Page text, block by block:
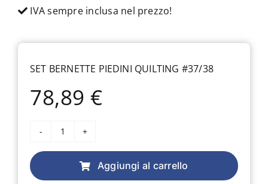
IVA sempre inclusa nel prezzo!
SET BERNETTE PIEDINI QUILTING #37/38
78,89€
Set
Bernette
piedini
Aggiungi al carrello